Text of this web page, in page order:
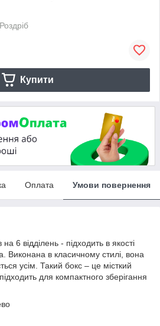
Роздріб
Купити
Оплата Умови повернення
6 відділень - підходить в якості
Виконана в класичному стилі, вона
усім. Такий бокс – це місткий
для компактного зберігання